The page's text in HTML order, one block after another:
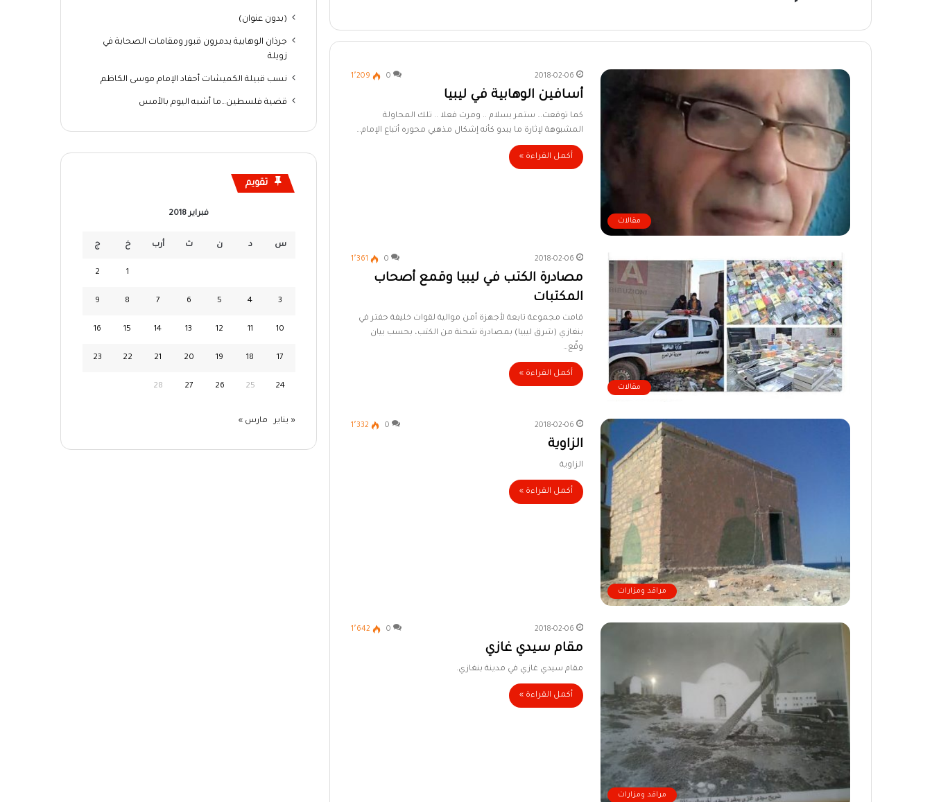
مقالات
2018-02-06
0 1٬209
أسافين الوهابية في ليبيا
كما توقعت… ستمر بسلام .. ومرت فعلا .. تلك المحاولة
المشبوهة لإثارة ما يبدو كأنه إشكال مذهبي محوره أتباع الإمام…
أكمل القراءة »
مقالات
2018-02-06
0 1٬361
مصادرة الكتب في ليبيا وقمع أصحاب
المكتبات
قامت مجموعة تابعة لأجهزة أمن موالية لقوات خليفة حفتر في
بنغازي (شرق ليبيا) بمصادرة شحنة من الكتب، بحسب بيان
وقّع…
أكمل القراءة »
مراقد ومزارات
2018-02-06
0 1٬332
الزاوية
الزاوية
أكمل القراءة »
مراقد ومزارات
2018-02-06
0 1٬642
مقام سيدي غازي
مقام سيدي غازي في مدينة بنغازي.
أكمل القراءة »
(بدون عنوان)
جرذان الوهابية يدمرون قبور ومقامات الصحابة في
زويلة
نسب قبيلة الكميشات أحفاد الإمام موسى الكاظم
قضية فلسطين…ما أشبه اليوم بالأمس
تقويم
فبراير 2018
س د ن ث أرب خ ج
1
2
3
4
5
6
7
8
9
10
11
12
13
14
15
16
17
18
19
20
21
22
23
24
25
26
27
28
« يناير مارس »